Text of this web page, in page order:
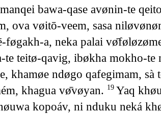
bawa-qase avønin-te
ova vøitō-veem, sasa
føgakh-a, neka palai
teitø-qavig, ibøkha mokho-te
khamøe ndøgo qafegimam,
khagua vø̄vøyan. 19 Yaq
kopoáv, ni nduku neká